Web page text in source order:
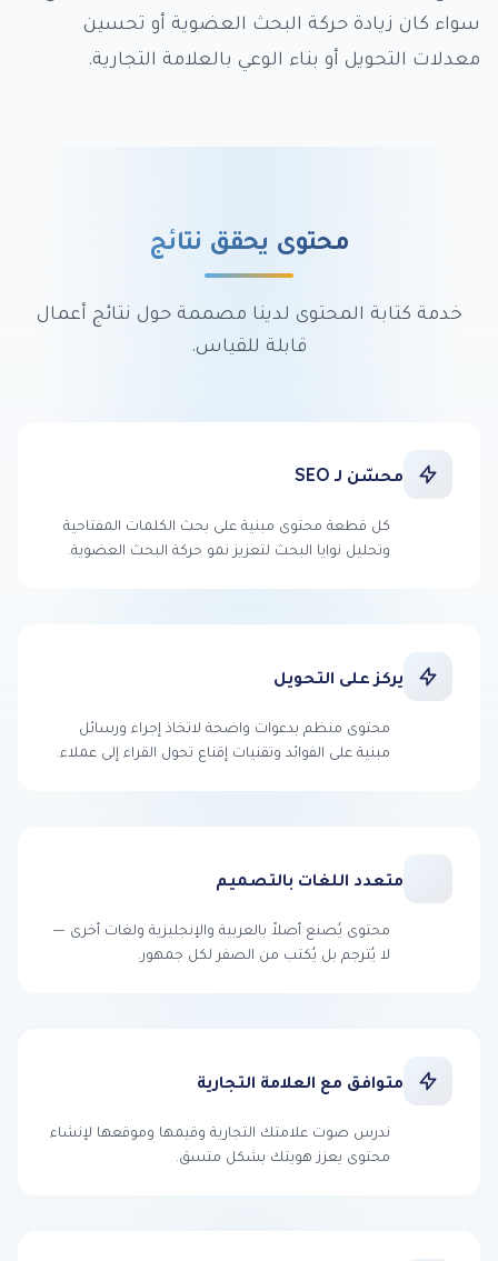
سواء كان زيادة حركة البحث العضوية أو تحسين
معدلات التحويل أو بناء الوعي بالعلامة التجارية.
محتوى يحقق نتائج
خدمة كتابة المحتوى لدينا مصممة حول نتائج أعمال
قابلة للقياس.
محسّن لـ SEO
كل قطعة محتوى مبنية على بحث الكلمات المفتاحية
وتحليل نوايا البحث لتعزيز نمو حركة البحث العضوية.
يركز على التحويل
محتوى منظم بدعوات واضحة لاتخاذ إجراء ورسائل
مبنية على الفوائد وتقنيات إقناع تحول القراء إلى عملاء.
متعدد اللغات بالتصميم
محتوى يُصنع أصلاً بالعربية والإنجليزية ولغات أخرى —
لا يُترجم بل يُكتب من الصفر لكل جمهور.
متوافق مع العلامة التجارية
ندرس صوت علامتك التجارية وقيمها وموقعها لإنشاء
محتوى يعزز هويتك بشكل متسق.